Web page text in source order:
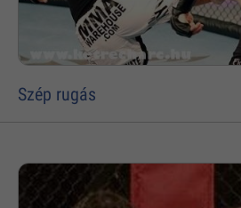
Szép rugás